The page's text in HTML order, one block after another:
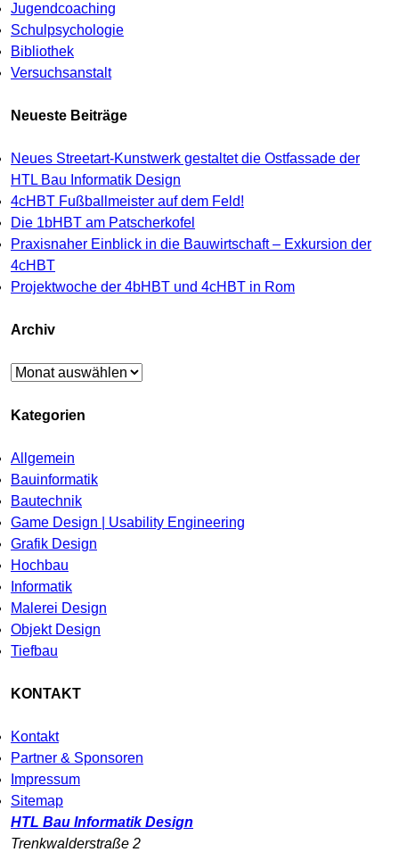
Jugendcoaching
Schulpsychologie
Bibliothek
Versuchsanstalt
Neueste Beiträge
Neues Streetart-Kunstwerk gestaltet die Ostfassade der
HTL Bau Informatik Design
4cHBT Fußballmeister auf dem Feld!
Die 1bHBT am Patscherkofel
Praxisnaher Einblick in die Bauwirtschaft – Exkursion der
4cHBT
Projektwoche der 4bHBT und 4cHBT in Rom
Archiv
Archiv
Kategorien
Allgemein
Bauinformatik
Bautechnik
Game Design | Usability Engineering
Grafik Design
Hochbau
Informatik
Malerei Design
Objekt Design
Tiefbau
KONTAKT
Kontakt
Partner & Sponsoren
Impressum
Sitemap
HTL Bau Informatik Design
Trenkwalderstraße 2